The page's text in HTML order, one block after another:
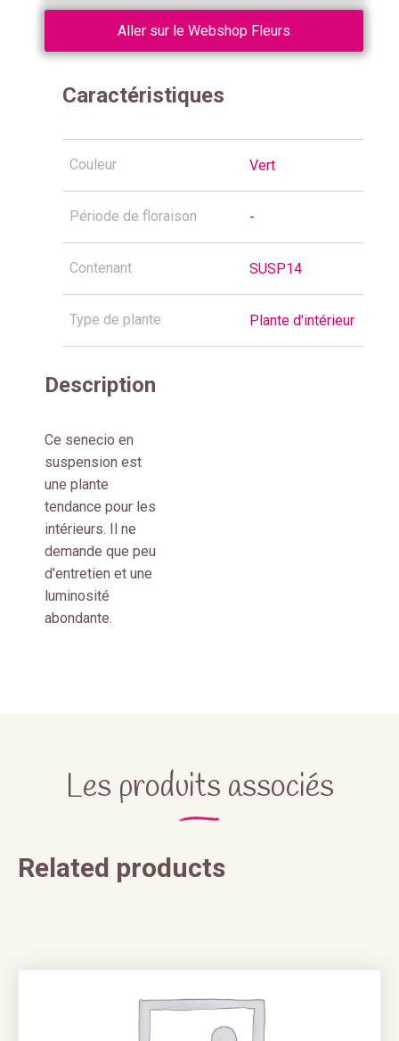
Aller sur le Webshop Fleurs
Caractéristiques
Couleur Vert
Période de floraison -
Contenant SUSP14
Type de plante Plante d'intérieur
Description
Ce senecio en
suspension est
une plante
tendance pour les
intérieurs. Il ne
demande que peu
d'entretien et une
luminosité
abondante.
Les produits associés
Related products